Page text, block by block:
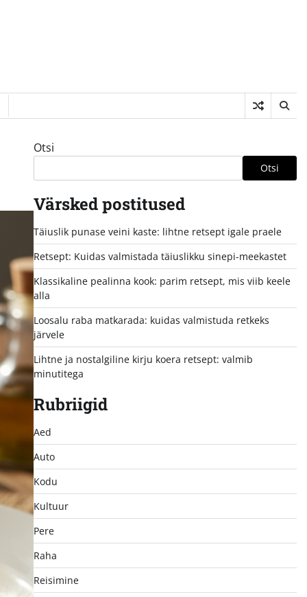
Otsi
Otsi
Värsked postitused
Täiuslik punase veini kaste: lihtne retsept igale praele
Retsept: Kuidas valmistada täiuslikku sinepi-meekastet
Klassikaline pealinna kook: parim retsept, mis viib keele
alla
Loosalu raba matkarada: kuidas valmistuda retkeks
järvele
Lihtne ja nostalgiline kirju koera retsept: valmib
minutitega
Rubriigid
Aed
Auto
Kodu
Kultuur
Pere
Raha
Reisimine